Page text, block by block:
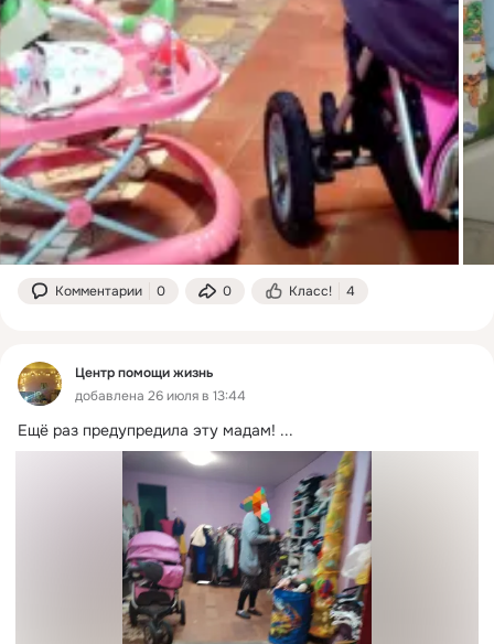
Комментарии 0 0 Класс! 4
Центр помощи жизнь
добавлена 26 июля в 13:44
Ещё раз предупредила эту мадам! ...